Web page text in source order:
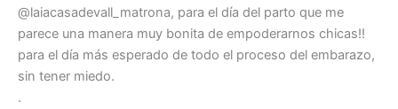
@laiacasadevall_matrona, para el día del parto que me
parece una manera muy bonita de empoderarnos chicas!!
para el día más esperado de todo el proceso del embarazo,
sin tener miedo.⠀⠀⠀⠀⠀⠀⠀⠀⠀
.